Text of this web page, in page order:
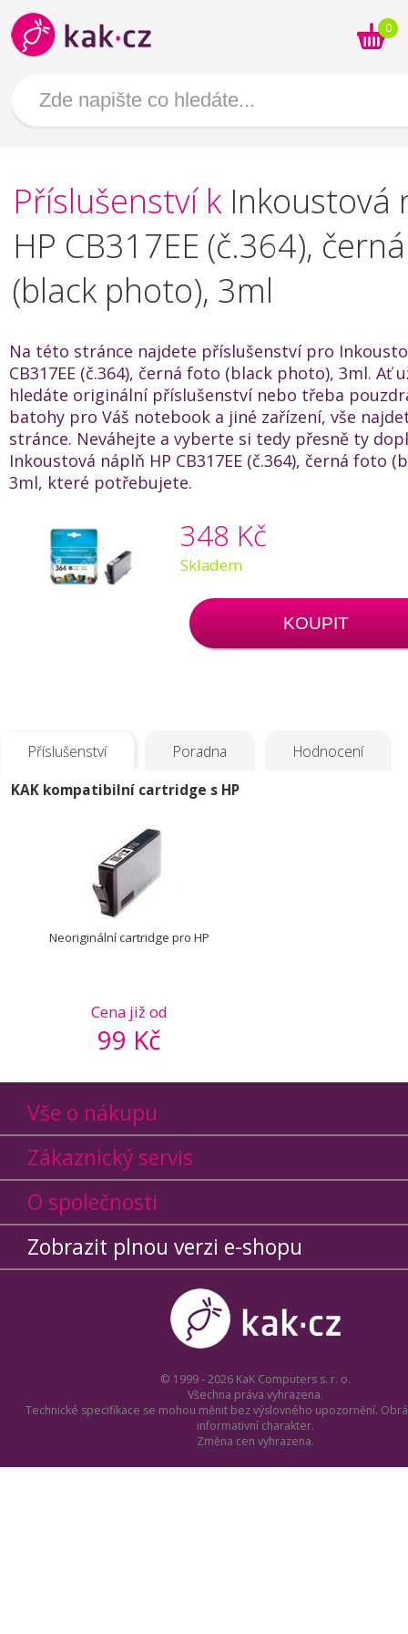
0
Příslušenství k Inkoustová
HP CB317EE (č.364),
(black photo), 3ml
Na této stránce najdete příslušenství pro
CB317EE (č.364), černá foto (black photo), 3ml. Ať
hledáte originální příslušenství nebo třeba
batohy pro Váš notebook a jiné zařízení, vše
stránce. Neváhejte a vyberte si tedy přesně ty
Inkoustová náplň HP CB317EE (č.364), černá foto
3ml, které potřebujete.
348 Kč
Skladem
KOUPIT
Příslušenství Poradna Hodnocení
KAK kompatibilní cartridge s HP
Cena již od
99 Kč
Neoriginální cartridge pro HP
Vše o nákupu
Zákaznický servis
O společnosti
Zobrazit plnou verzi e-shopu
© 1999 - 2026 KaK Computers s. r. o.
Všechna práva vyhrazena.
Technické specifikace se mohou měnit bez výslovného upozornění.
informativní charakter.
Změna cen vyhrazena.